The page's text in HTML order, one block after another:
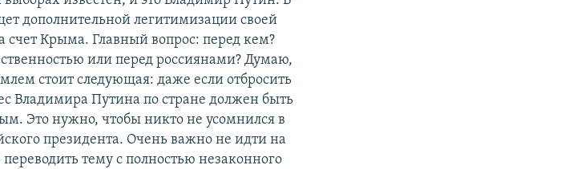
дополнительной легитимизации своей
счет Крыма. Главный вопрос: перед кем?
или перед россиянами? Думаю,
стоит следующая: даже если отбросить
Владимира Путина по стране должен быть
Это нужно, чтобы никто не усомнился в
президента. Очень важно не идти на
тему с полностью незаконного